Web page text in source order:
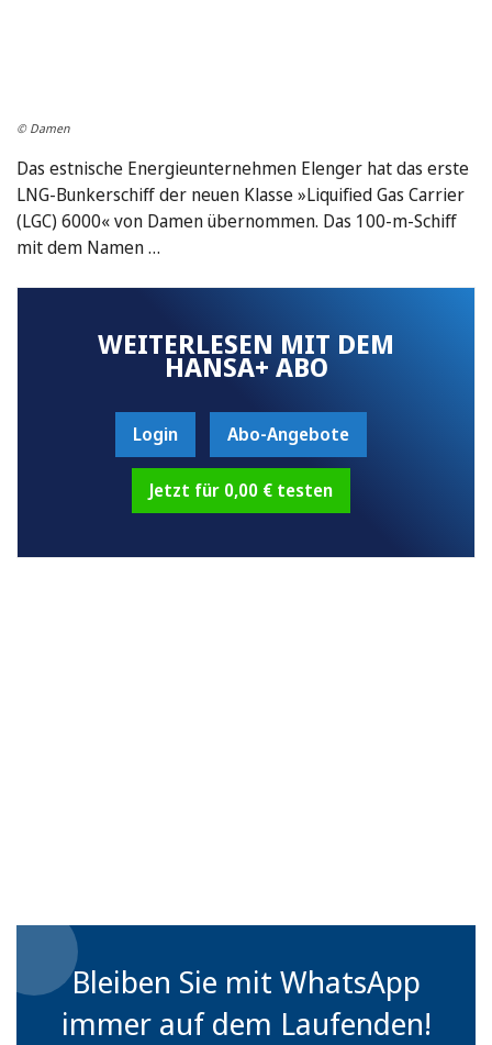
© Damen
Das estnische Energieunternehmen Elenger hat das erste
LNG-Bunkerschiff der neuen Klasse »Liquified Gas Carrier
(LGC) 6000« von Damen übernommen. Das 100-m-Schiff
mit dem Namen …
WEITERLESEN MIT DEM
HANSA+ ABO
Login Abo-Angebote
Jetzt für 0,00 € testen
Bleiben Sie mit WhatsApp
immer auf dem Laufenden!